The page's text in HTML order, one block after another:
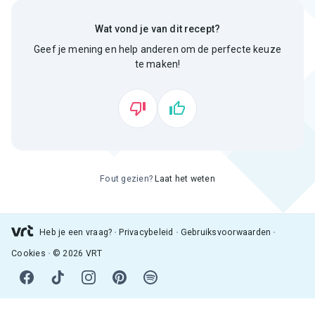
Wat vond je van dit recept?
Geef je mening en help anderen om de perfecte keuze
te maken!
Fout gezien? Laat het weten
Heb je een vraag? Privacybeleid Gebruiksvoorwaarden
Cookies © 2026 VRT